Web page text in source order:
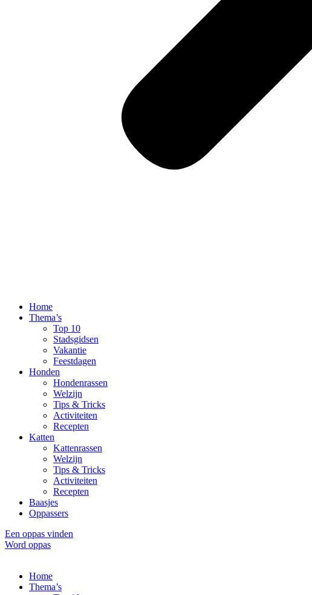
Home
Thema’s
Top 10
Stadsgidsen
Vakantie
Feestdagen
Honden
Hondenrassen
Welzijn
Tips & Tricks
Activiteiten
Recepten
Katten
Kattenrassen
Welzijn
Tips & Tricks
Activiteiten
Recepten
Baasjes
Oppassers
Een oppas vinden
Word oppas
Home
Thema’s